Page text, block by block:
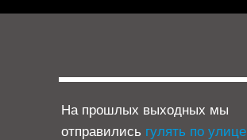
На прошлых выходных мы
отправились гулять по улице